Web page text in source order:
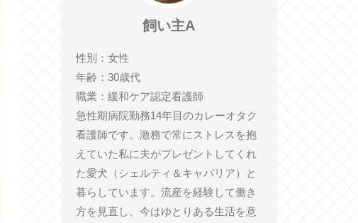
飼い主A
性別：女性
年齢：30歳代
職業：緩和ケア認定看護師
急性期病院勤務14年目のカレーオタク
看護師です。激務で常にストレスを抱
えていた私に夫がプレゼントしてくれ
た愛犬（シェルティ＆キャバリア）と
暮らしています。流産を経験して働き
方を見直し、今はゆとりある生活を意